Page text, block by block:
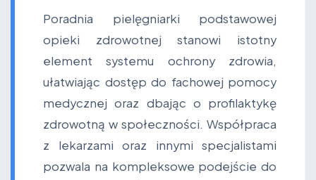
Poradnia pielęgniarki podstawowej
opieki zdrowotnej stanowi istotny
element systemu ochrony zdrowia,
ułatwiając dostęp do fachowej pomocy
medycznej oraz dbając o profilaktykę
zdrowotną w społeczności. Współpraca
z lekarzami oraz innymi specjalistami
pozwala na kompleksowe podejście do